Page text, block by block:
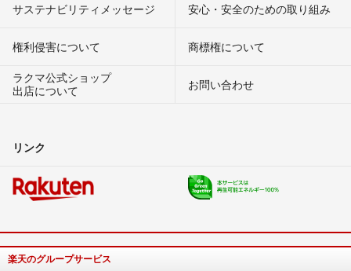
サステナビリティメッセージ 安心・安全のための取り組み
権利侵害について
商標権について
ラクマ公式ショップ
出店について
お問い合わせ
リンク
楽天のグループサービス